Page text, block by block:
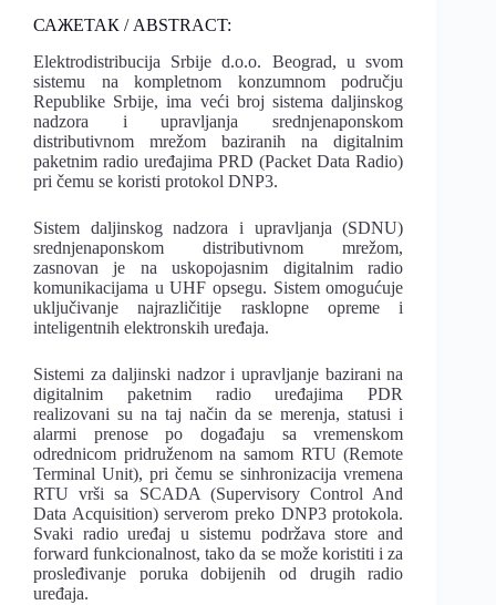
САЖЕТАК / ABSTRACT:
Elektrodistribucija Srbije d.o.o. Beograd, u svom
sistemu na kompletnom konzumnom području
Republike Srbije, ima veći broj sistema daljinskog
nadzora i upravljanja srednjenaponskom
distributivnom mrežom baziranih na digitalnim
paketnim radio uređajima PRD (Packet Data Radio)
pri čemu se koristi protokol DNP3.
Sistem daljinskog nadzora i upravljanja (SDNU)
srednjenaponskom distributivnom mrežom,
zasnovan je na uskopojasnim digitalnim radio
komunikacijama u UHF opsegu. Sistem omogućuje
uključivanje najrazličitije rasklopne opreme i
inteligentnih elektronskih uređaja.
Sistemi za daljinski nadzor i upravljanje bazirani na
digitalnim paketnim radio uređajima PDR
realizovani su na taj način da se merenja, statusi i
alarmi prenose po događaju sa vremenskom
odrednicom pridruženom na samom RTU (Remote
Terminal Unit), pri čemu se sinhronizacija vremena
RTU vrši sa SCADA (Supervisory Control And
Data Acquisition) serverom preko DNP3 protokola.
Svaki radio uređaj u sistemu podržava store and
forward funkcionalnost, tako da se može koristiti i za
prosleđivanje poruka dobijenih od drugih radio
uređaja.